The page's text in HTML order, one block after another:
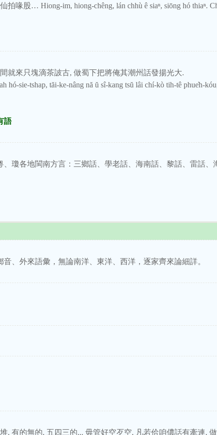
喙股… Hiong-im, hiong-chêng, lán chhù ê siaⁿ, siōng hó thiaⁿ.
就來只塊滴茶詖古, 做蜀下把將俺其潮州話發揚光大.
hó-sie-tshap, tăi-ke-nâng nă ŭ sî-kang tsŭ lâi chí-kò tih-tê phue̍h-
語
瓊各地閩南方言：三鄉話、學老話、海南話、黎話、雷話、
、外來語彙，無論南洋、東洋、西洋，逐家齊來論細詳。
, 有的無的, 五四三的... 毋管好空歹空, 凡若佮咱儂話有牽連,